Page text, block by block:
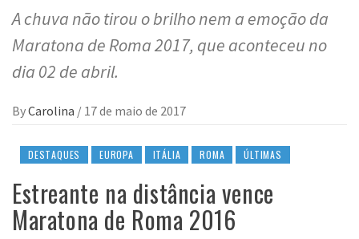
A chuva não tirou o brilho nem a emoção da
Maratona de Roma 2017, que aconteceu no
dia 02 de abril.
ByCarolina / 17 de maio de 2017
DESTAQUES EUROPA ITÁLIA ROMA ÚLTIMAS
Estreante na distância vence
Maratona de Roma 2016